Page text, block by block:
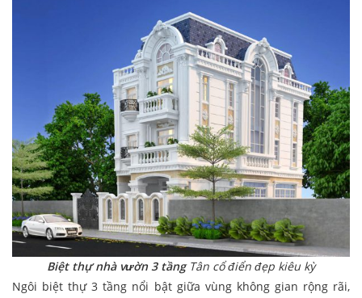
Biệt thự nhà vườn 3 tầngTân cổ điển đẹp kiêu kỳ
Ngôi biệt thự 3 tầng nổi bật giữa vùng không gian rộng rãi,